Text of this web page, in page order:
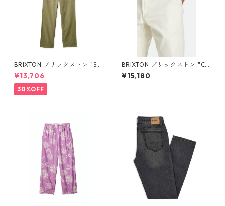
BRIXTON ブリックストン "SU
RPLUS PANT-OLIVE SURPLU
S"
¥13,706
30%OFF
BRIXTON ブリックストン "CH
OICE CHINO RELAXED PAN
T"WHTCP
¥15,180